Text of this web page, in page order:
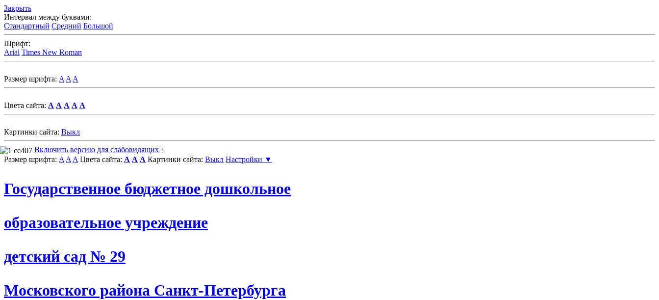
Закрыть
Интервал между буквами:
Стандартный Средний Большой
Шрифт:
Arial Times New Roman
Размер шрифта: A A A
Цвета сайта: A A A A A
Картинки сайта: Выкл
Включить версию для слабовидящих ‹
Размер шрифта: A A A Цвета сайта: A A A Картинки сайта: Выкл Настройки ▼
Государственное бюджетное дошкольное
образовательное учреждение
детский сад № 29
Московского района Санкт-Петербурга